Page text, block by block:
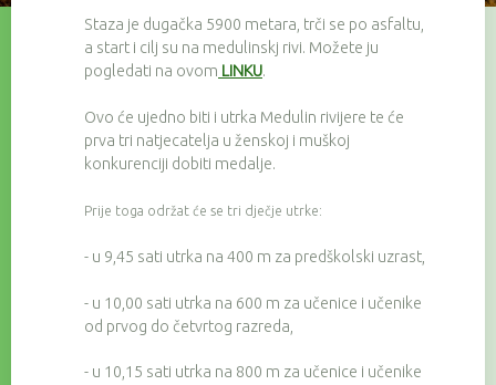
Staza je dugačka 5900 metara, trči se po asfaltu,
a start i cilj su na medulinskj rivi. Možete ju
pogledati na ovom LINKU.
Ovo će ujedno biti i utrka Medulin rivijere te će
prva tri natjecatelja u ženskoj i muškoj
konkurenciji dobiti medalje.
Prije toga održat će se tri dječje utrke:
- u 9,45 sati utrka na 400 m za predškolski uzrast,
- u 10,00 sati utrka na 600 m za učenice i učenike
od prvog do četvrtog razreda,
- u 10,15 sati utrka na 800 m za učenice i učenike